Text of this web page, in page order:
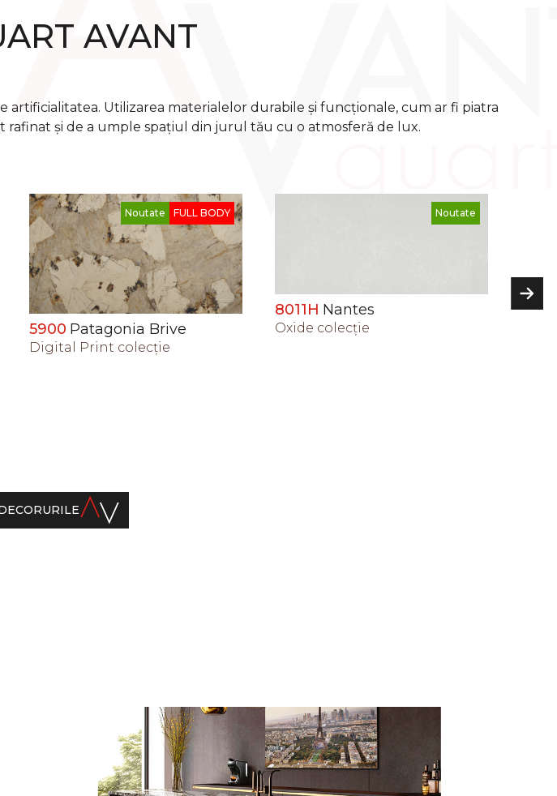
AVANT
Utilizarea materialelor durabile și funcționale, cum ar fi piatra
și de a umple spațiul din jurul tău cu o atmosferă de lux.
Noutate
8011HNantes
Oxide сolecţie
Noutate